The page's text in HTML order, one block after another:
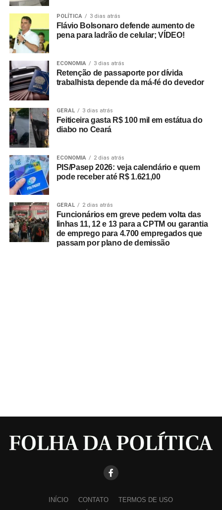
POLÍTICA 3 dias atrás
Flávio Bolsonaro defende aumento de
pena para ladrão de celular; VÍDEO!
ECONOMIA 3 dias atrás
Retenção de passaporte por dívida
trabalhista depende da má-fé do devedor
GERAL 3 dias atrás
Feiticeira gasta R$ 100 mil em estátua do
diabo no Ceará
ECONOMIA 2 dias atrás
PIS/Pasep 2026: veja calendário e quem
pode receber até R$ 1.621,00
GERAL 2 dias atrás
Funcionários em greve pedem volta das
linhas 11, 12 e 13 para a CPTM ou garantia
de emprego para 4.700 empregados que
passam por plano de demissão
INÍCIO CONTATO
TERMOS DE USO